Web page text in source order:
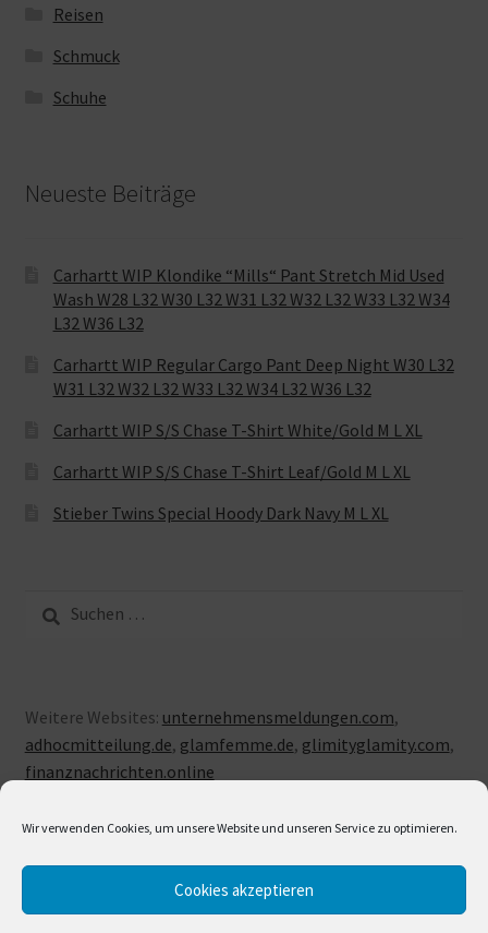
Wir verwenden Cookies, um unsere Website und unseren Service zu optimieren.
Cookies akzeptieren
Reisen
Schmuck
Schuhe
Neueste Beiträge
Carhartt WIP Klondike “Mills“ Pant Stretch Mid Used
Wash W28 L32 W30 L32 W31 L32 W32 L32 W33 L32 W34
L32 W36 L32
Carhartt WIP Regular Cargo Pant Deep Night W30 L32
W31 L32 W32 L32 W33 L32 W34 L32 W36 L32
Carhartt WIP S/S Chase T-Shirt White/Gold M L XL
Carhartt WIP S/S Chase T-Shirt Leaf/Gold M L XL
Stieber Twins Special Hoody Dark Navy M L XL
nach:
Weitere Websites: unternehmensmeldungen.com,
adhocmitteilung.de, glamfemme.de, glimityglamity.com,
finanznachrichten.online
© LUXUSLOVE 2026